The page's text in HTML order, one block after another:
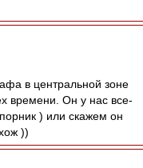
в центральной зоне
времени. Он у нас все-
) или скажем он
))